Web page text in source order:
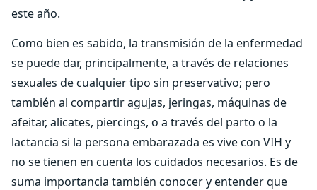
este año.
Como bien es sabido, la transmisión de la enfermedad
se puede dar, principalmente, a través de relaciones
sexuales de cualquier tipo sin preservativo; pero
también al compartir agujas, jeringas, máquinas de
afeitar, alicates, piercings, o a través del parto o la
lactancia si la persona embarazada es vive con VIH y
no se tienen en cuenta los cuidados necesarios. Es de
suma importancia también conocer y entender que